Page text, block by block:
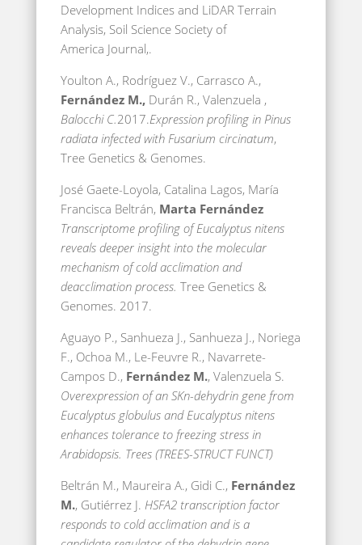
Development Indices and LiDAR Terrain
Analysis, Soil Science Society of
America Journal,.
Youlton A., Rodríguez V., Carrasco A.,
Fernández M.,Durán R., Valenzuela ,
Balocchi C.2017.Expression profiling in Pinus
radiata infected with Fusarium circinatum,
Tree Genetics & Genomes.
José Gaete-Loyola, Catalina Lagos, María
Francisca Beltrán, Marta Fernández
Transcriptome profiling of Eucalyptus nitens
reveals deeper insight into the molecular
mechanism of cold acclimation and
deacclimation process. Tree Genetics &
Genomes. 2017.
Aguayo P., Sanhueza J., Sanhueza J., Noriega
F., Ochoa M., Le-Feuvre R., Navarrete-
Campos D., Fernández M., Valenzuela S.
Overexpression of an SKn-dehydrin gene from
Eucalyptus globulus and Eucalyptus nitens
enhances tolerance to freezing stress in
Arabidopsis. Trees (TREES-STRUCT FUNCT)
Beltrán M., Maureira A., Gidi C., Fernández
M., Gutiérrez J. HSFA2 transcription factor
responds to cold acclimation and is a